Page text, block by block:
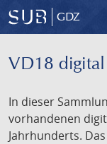
GDZ
VD18 digital
In dieser
vorhandenen
Jahrhunderts.